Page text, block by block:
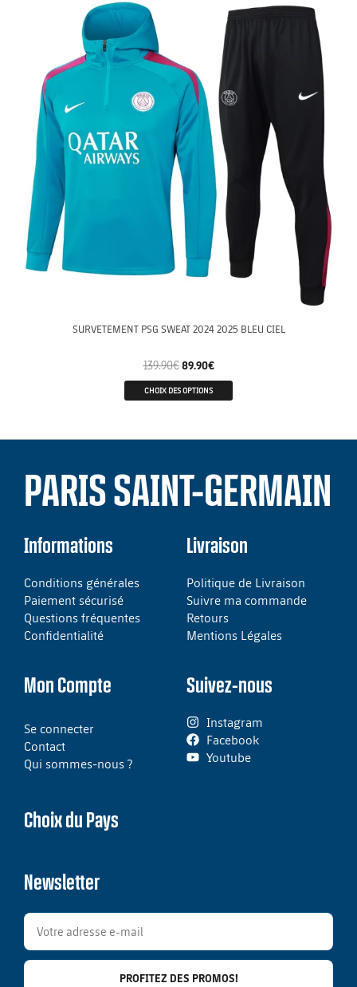
SURVETEMENT PSG SWEAT 2024 2025 BLEU CIEL
139.90€ 89.90€
CHOIX DES OPTIONS
PARIS SAINT-GERMAIN
Informations
Conditions générales
Paiement sécurisé
Questions fréquentes
Confidentialité
Livraison
Politique de Livraison
Suivre ma commande
Retours
Mentions Légales
Mon Compte
Se connecter
Contact
Qui sommes-nous ?
Suivez-nous
Instagram
Facebook
Youtube
Choix du Pays
Newsletter
PROFITEZ DES PROMOS!